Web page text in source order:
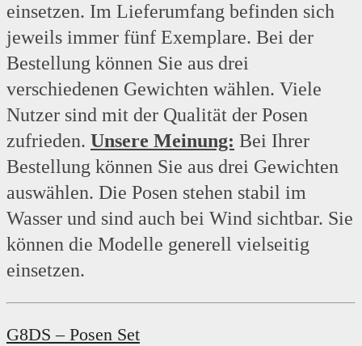
einsetzen. Im Lieferumfang befinden sich
jeweils immer fünf Exemplare. Bei der
Bestellung können Sie aus drei
verschiedenen Gewichten wählen. Viele
Nutzer sind mit der Qualität der Posen
zufrieden. Unsere Meinung: Bei Ihrer
Bestellung können Sie aus drei Gewichten
auswählen. Die Posen stehen stabil im
Wasser und sind auch bei Wind sichtbar. Sie
können die Modelle generell vielseitig
einsetzen.
G8DS – Posen Set